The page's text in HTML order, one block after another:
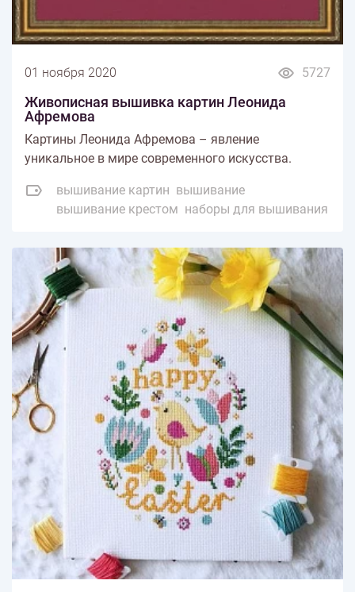
5727
01 ноября 2020
Живописная вышивка картин Леонида
Афремова
Картины Леонида Афремова – явление
уникальное в мире современного искусства.
вышивание картин вышивание
вышивание крестом наборы для вышивания